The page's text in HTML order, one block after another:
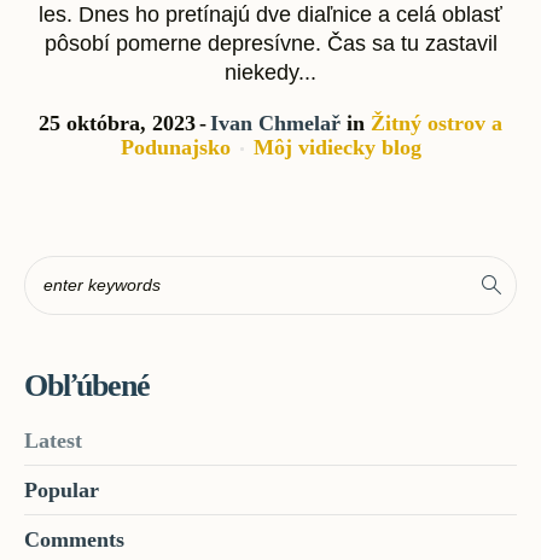
les. Dnes ho pretínajú dve diaľnice a celá oblasť
pôsobí pomerne depresívne. Čas sa tu zastavil
niekedy...
25 októbra, 2023 Ivan Chmelař in Žitný ostrov a
Podunajsko
Môj vidiecky blog
Obľúbené
Latest
Popular
Comments